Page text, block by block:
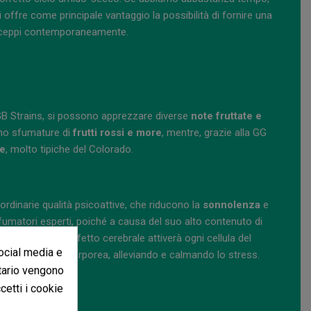
offre come principale vantaggio la possibilità di fornire una
contemporaneamente.
Strains, si possono apprezzare diverse note fruttate e
sfumature difrutti rossi e more, mentre, grazie alla GG
, molto tipiche del Colorado.
qualità psicoattive, che riducono la sonnolenza e
esperti, poiché a causa del suo alto contenuto di
L'effusivo effetto cerebrale attiverà ogni cellula del
pesantezza corporea, alleviando e calmando lo stress.
media e
vengono
i cookie